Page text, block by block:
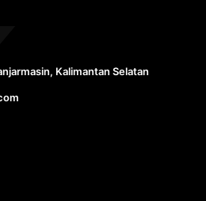
Kalimantan Selatan